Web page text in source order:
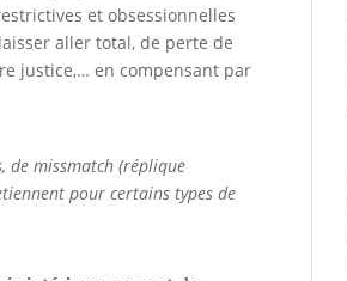
et obsessionnelles
aller total, de perte de
justice,… en compensant par
de missmatch (réplique
pour certains types de